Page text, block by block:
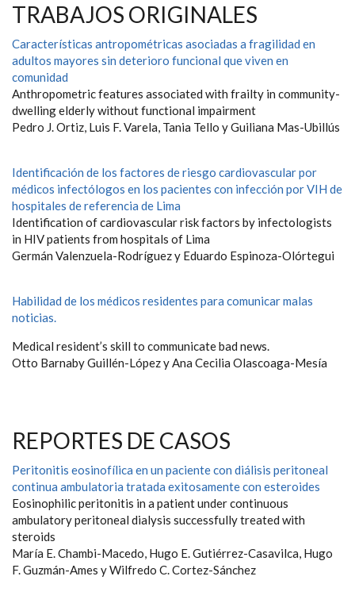
TRABAJOS ORIGINALES
Características antropométricas asociadas a fragilidad en
adultos mayores sin deterioro funcional que viven en
comunidad
Anthropometric features associated with frailty in community-
dwelling elderly without functional impairment
Pedro J. Ortiz, Luis F. Varela, Tania Tello y Guiliana Mas-Ubillús
Identificación de los factores de riesgo cardiovascular por
médicos infectólogos en los pacientes con infección por VIH de
hospitales de referencia de Lima
Identification of cardiovascular risk factors by infectologists
in HIV patients from hospitals of Lima
Germán Valenzuela-Rodríguez y Eduardo Espinoza-Olórtegui
Habilidad de los médicos residentes para comunicar malas
noticias.
Medical resident’s skill to communicate bad news.
Otto Barnaby Guillén-López y Ana Cecilia Olascoaga-Mesía
REPORTES DE CASOS
Peritonitis eosinofílica en un paciente con diálisis peritoneal
continua ambulatoria tratada exitosamente con esteroides
Eosinophilic peritonitis in a patient under continuous
ambulatory peritoneal dialysis successfully treated with
steroids
María E. Chambi-Macedo, Hugo E. Gutiérrez-Casavilca, Hugo
F. Guzmán-Ames y Wilfredo C. Cortez-Sánchez